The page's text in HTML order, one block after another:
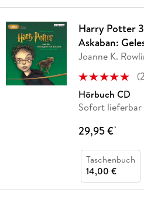
Harry Potter
Askaban:
Joanne K.
(
Hörbuch CD
Sofort lieferbar
29,95 €*
Taschenbuch
14,00 €